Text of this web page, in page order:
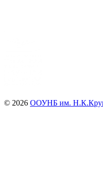
© 2026 ООУНБ им.